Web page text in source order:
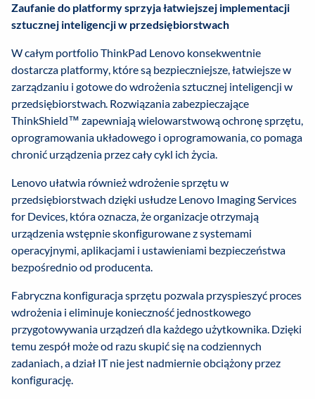
Zaufanie do platformy sprzyja łatwiejszej implementacji
sztucznej inteligencji w przedsiębiorstwach
W całym portfolio ThinkPad Lenovo konsekwentnie
dostarcza platformy, które są bezpieczniejsze, łatwiejsze w
zarządzaniu i gotowe do wdrożenia sztucznej inteligencji w
przedsiębiorstwach. Rozwiązania zabezpieczające
ThinkShield™ zapewniają wielowarstwową ochronę sprzętu,
oprogramowania układowego i oprogramowania, co pomaga
chronić urządzenia przez cały cykl ich życia.
Lenovo ułatwia również wdrożenie sprzętu w
przedsiębiorstwach dzięki usłudze Lenovo Imaging Services
for Devices, która oznacza, że organizacje otrzymają
urządzenia wstępnie skonfigurowane z systemami
operacyjnymi, aplikacjami i ustawieniami bezpieczeństwa
bezpośrednio od producenta.
Fabryczna konfiguracja sprzętu pozwala przyspieszyć proces
wdrożenia i eliminuje konieczność jednostkowego
przygotowywania urządzeń dla każdego użytkownika. Dzięki
temu zespół może od razu skupić się na codziennych
zadaniach, a dział IT nie jest nadmiernie obciążony przez
konfigurację.